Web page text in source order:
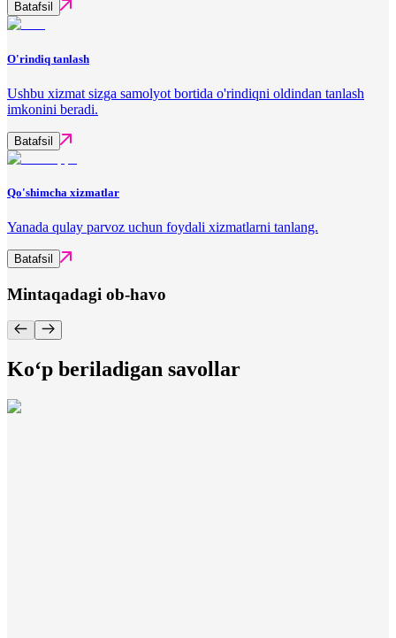
Batafsil
O'rindiq tanlash
Ushbu xizmat sizga samolyot bortida o'rindiqni oldindan tanlash
imkonini beradi.
Batafsil
Qo'shimcha xizmatlar
Yanada qulay parvoz uchun foydali xizmatlarni tanlang.
Batafsil
Mintaqadagi ob-havo
Ko‘p beriladigan savollar